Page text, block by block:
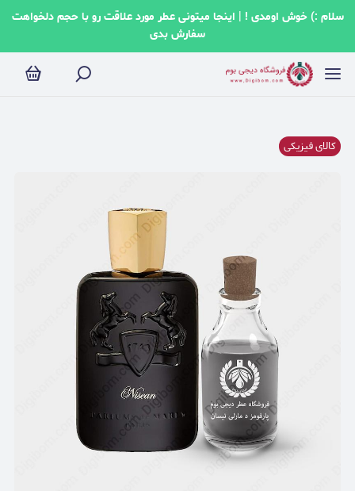
سلام :) خوش اومدی ! | اینجا میتونی عطر مورد علاقت رو با حجم دلخواهت
سفارش بدی
کالای فیزیکی